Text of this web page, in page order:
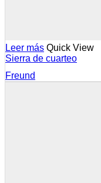
Leer más Quick View
Sierra de cuarteo
Freund